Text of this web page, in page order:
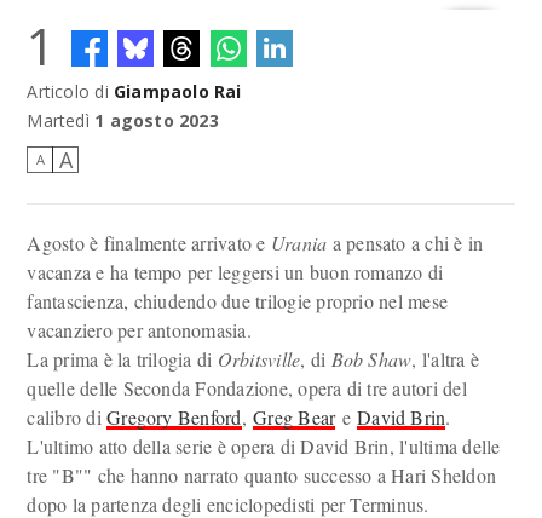
1
Articolo di Giampaolo Rai
Martedì 1 agosto 2023
A A
Agosto è finalmente arrivato e Urania a pensato a chi è in
vacanza e ha tempo per leggersi un buon romanzo di
fantascienza, chiudendo due trilogie proprio nel mese
vacanziero per antonomasia.
La prima è la trilogia di Orbitsville, di Bob Shaw, l'altra è
quelle delle Seconda Fondazione, opera di tre autori del
calibro diGregory Benford,Greg BeareDavid Brin.
L'ultimo atto della serie è opera di David Brin, l'ultima delle
tre "B"" che hanno narrato quanto successo a Hari Sheldon
dopo la partenza degli enciclopedisti per Terminus.